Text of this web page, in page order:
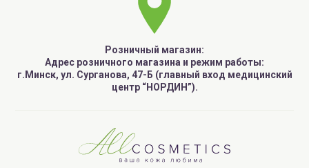
Розничный магазин:
Адрес розничного магазина и режим работы:
г.Минск, ул. Сурганова, 47-Б (главный вход медицинский
центр “НОРДИН”).